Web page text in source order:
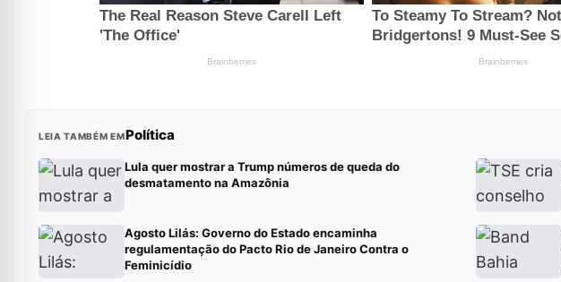
LEIA TAMBÉM EMPolítica
Lula quer mostrar a Trump números de queda do
desmatamento na Amazônia
Agosto Lilás: Governo do Estado encaminha
regulamentação do Pacto Rio de Janeiro Contra o
Feminicídio